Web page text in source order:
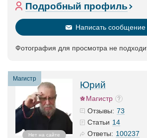
Подробный профиль
Написать сообщение
Фотография для просмотра не
Магистр
Нет на сайте
Юрий
Магистр
Отзывы: 73
Статьи 14
Ответы: 100237